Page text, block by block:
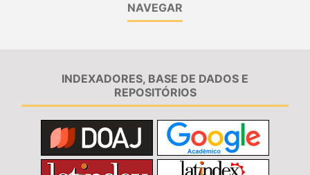
NAVEGAR
INDEXADORES, BASE DE DADOS E
REPOSITÓRIOS